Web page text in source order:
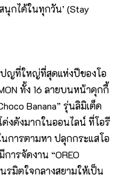
นุกได้ในทุกวัน’ (Stay
ปญที่ใหญ่ที่สุดแห่งปีของโอ
ทั้ง 16 ลายบนหน้าคุกกี้
Banana” รุ่นลิมิเต็ด
งดังมากในออนไลน์ ที่โอรี
นการตามหา ปลุกกระแสโอ
ารจัดงาน “OREO
นรมิตใจกลางสยามให้เป็น